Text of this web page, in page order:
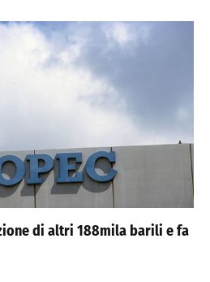
di altri 188mila barili e fa